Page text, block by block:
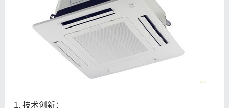
1. 技术创新：